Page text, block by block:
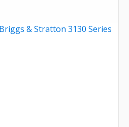
& Stratton 3130 Series